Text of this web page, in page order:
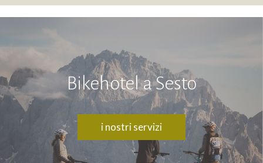
Bikehotel a Sesto
i nostri servizi